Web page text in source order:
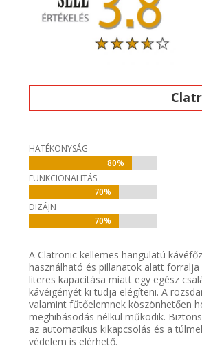
HATÉKONYSÁG
80%
80%
FUNKCIONALITÁS
70%
70%
DIZÁJN
70%
70%
A Clatronic kellemes hangulatú
használható és pillanatok alatt forralja
literes kapacitása miatt egy egész
kávéigényét ki tudja elégíteni. A
valamint fűtőelemnek köszönhetően
meghibásodás nélkül működik.
az automatikus kikapcsolás és a
védelem is elérhető.